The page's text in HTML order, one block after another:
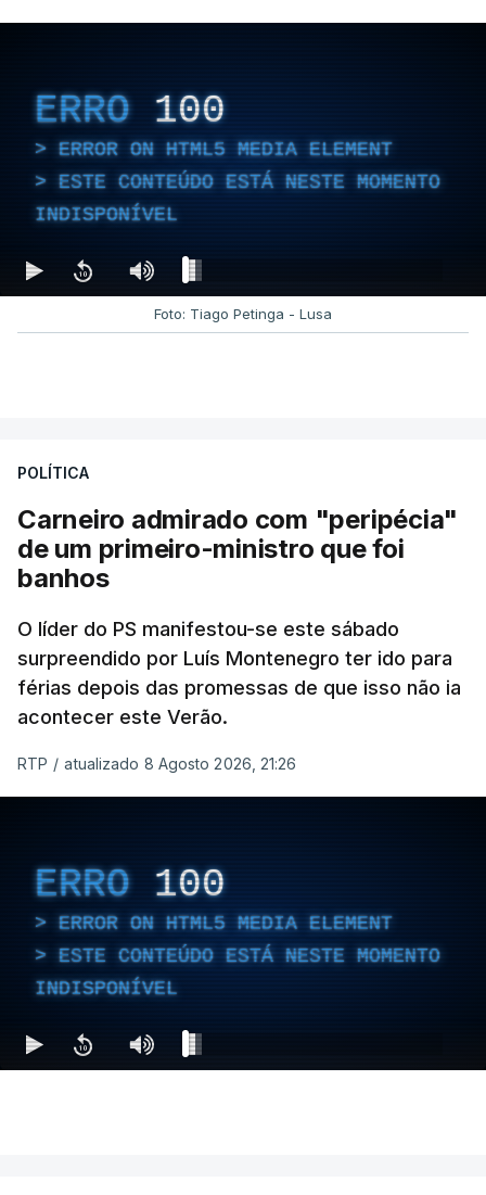
ERRO 100
ERROR ON HTML5 MEDIA ELEMENT
ESTE CONTEÚDO ESTÁ NESTE MOMENTO
INDISPONÍVEL
Foto: Tiago Petinga - Lusa
POLÍTICA
Carneiro admirado com "peripécia"
de um primeiro-ministro que foi
banhos
O líder do PS manifestou-se este sábado
surpreendido por Luís Montenegro ter ido para
férias depois das promessas de que isso não ia
acontecer este Verão.
RTP / atualizado 8 Agosto 2026, 21:26
ERRO 100
ERROR ON HTML5 MEDIA ELEMENT
ESTE CONTEÚDO ESTÁ NESTE MOMENTO
INDISPONÍVEL